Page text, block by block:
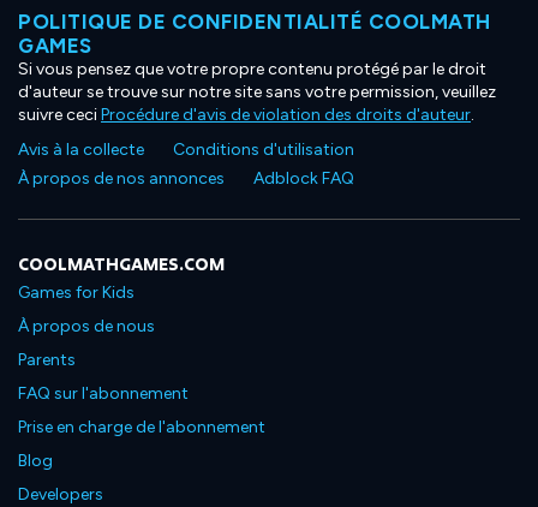
POLITIQUE DE CONFIDENTIALITÉ COOLMATH
GAMES
Si vous pensez que votre propre contenu protégé par le droit
d'auteur se trouve sur notre site sans votre permission, veuillez
suivre ceciProcédure d'avis de violation des droits d'auteur.
Avis à la collecte
Conditions d'utilisation
À propos de nos annonces
Adblock FAQ
COOLMATHGAMES.COM
Games for Kids
À propos de nous
Parents
FAQ sur l'abonnement
Prise en charge de l'abonnement
Blog
Developers